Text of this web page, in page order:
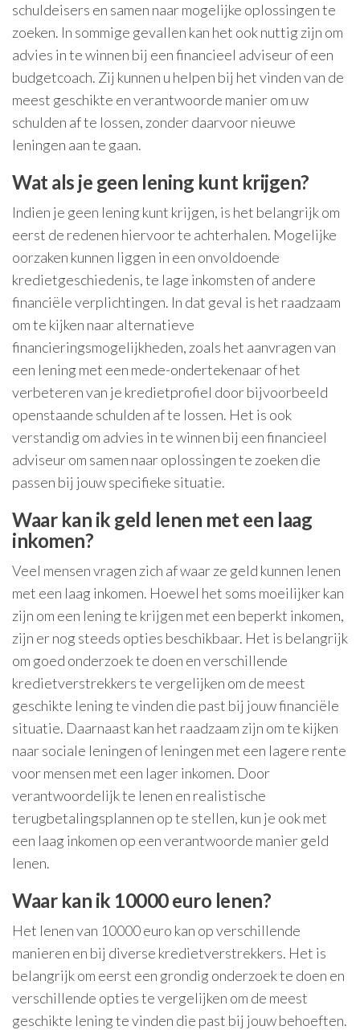
schuldeisers en samen naar mogelijke oplossingen te
zoeken. In sommige gevallen kan het ook nuttig zijn om
advies in te winnen bij een financieel adviseur of een
budgetcoach. Zij kunnen u helpen bij het vinden van de
meest geschikte en verantwoorde manier om uw
schulden af te lossen, zonder daarvoor nieuwe
leningen aan te gaan.
Wat als je geen lening kunt krijgen?
Indien je geen lening kunt krijgen, is het belangrijk om
eerst de redenen hiervoor te achterhalen. Mogelijke
oorzaken kunnen liggen in een onvoldoende
kredietgeschiedenis, te lage inkomsten of andere
financiële verplichtingen. In dat geval is het raadzaam
om te kijken naar alternatieve
financieringsmogelijkheden, zoals het aanvragen van
een lening met een mede-ondertekenaar of het
verbeteren van je kredietprofiel door bijvoorbeeld
openstaande schulden af te lossen. Het is ook
verstandig om advies in te winnen bij een financieel
adviseur om samen naar oplossingen te zoeken die
passen bij jouw specifieke situatie.
Waar kan ik geld lenen met een laag
inkomen?
Veel mensen vragen zich af waar ze geld kunnen lenen
met een laag inkomen. Hoewel het soms moeilijker kan
zijn om een lening te krijgen met een beperkt inkomen,
zijn er nog steeds opties beschikbaar. Het is belangrijk
om goed onderzoek te doen en verschillende
kredietverstrekkers te vergelijken om de meest
geschikte lening te vinden die past bij jouw financiële
situatie. Daarnaast kan het raadzaam zijn om te kijken
naar sociale leningen of leningen met een lagere rente
voor mensen met een lager inkomen. Door
verantwoordelijk te lenen en realistische
terugbetalingsplannen op te stellen, kun je ook met
een laag inkomen op een verantwoorde manier geld
lenen.
Waar kan ik 10000 euro lenen?
Het lenen van 10000 euro kan op verschillende
manieren en bij diverse kredietverstrekkers. Het is
belangrijk om eerst een grondig onderzoek te doen en
verschillende opties te vergelijken om de meest
geschikte lening te vinden die past bij jouw behoeften.